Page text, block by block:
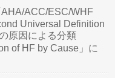
ACC/ESC/WHF
Universal Definition
原因による分類
of HF by Cause」に